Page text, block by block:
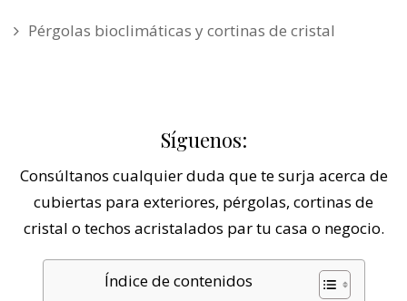
Pérgolas bioclimáticas y cortinas de cristal
Síguenos:
Consúltanos cualquier duda que te surja acerca de
cubiertas para exteriores, pérgolas, cortinas de
cristal o techos acristalados par tu casa o negocio.
Índice de contenidos